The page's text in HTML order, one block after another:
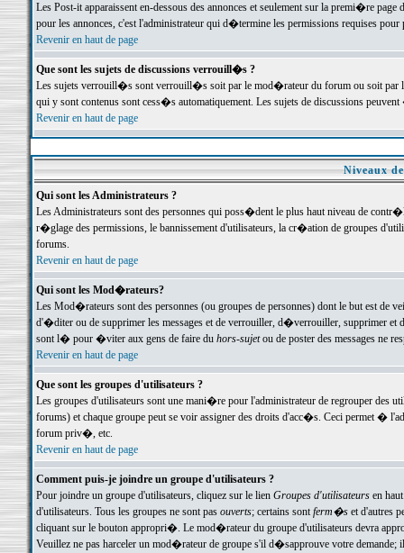
Les Post-it apparaissent en-dessous des annonces et seulement sur la premi�re
pour les annonces, c'est l'administrateur qui d�termine les permissions requises pour
Revenir en haut de page
Que sont les sujets de discussions verrouill�s ?
Les sujets verrouill�s sont verrouill�s soit par le mod�rateur du forum ou soit par
qui y sont contenus sont cess�s automatiquement. Les sujets de discussions
Revenir en haut de page
Niveaux
Qui sont les Administrateurs ?
Les Administrateurs sont des personnes qui poss�dent le plus haut niveau de
r�glage des permissions, le bannissement d'utilisateurs, la cr�ation de groupes
forums.
Revenir en haut de page
Qui sont les Mod�rateurs?
Les Mod�rateurs sont des personnes (ou groupes de personnes) dont le but est de
d'�diter ou de supprimer les messages et de verrouiller, d�verrouiller, supprimer
sont l� pour �viter aux gens de faire du hors-sujetou de poster des messages ne
Revenir en haut de page
Que sont les groupes d'utilisateurs ?
Les groupes d'utilisateurs sont une mani�re pour l'administrateur de regrouper des
forums) et chaque groupe peut se voir assigner des droits d'acc�s. Ceci permet
forum priv�, etc.
Revenir en haut de page
Comment puis-je joindre un groupe d'utilisateurs ?
Pour joindre un groupe d'utilisateurs, cliquez sur le lien Groupes d'utilisateursen haut
d'utilisateurs. Tous les groupes ne sont pas ouverts; certains sontferm�set d'autres
cliquant sur le bouton appropri�. Le mod�rateur du groupe d'utilisateurs devra
Veuillez ne pas harceler un mod�rateur de groupe s'il d�sapprouve votre demande;